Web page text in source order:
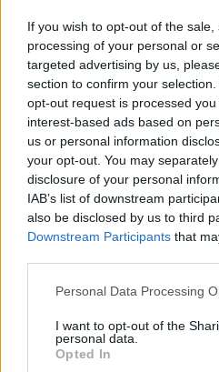
If you wish to opt-out of the
processing of your personal or
targeted advertising by us,
section to confirm your
opt-out request is processed
interest-based ads based on
us or personal information
your opt-out. You may
disclosure of your personal
IAB’s list of downstream
also be disclosed by us to third
Downstream Participants that
Please note that this website/
not limited to your visit or usage
grant or deny consent to Google
use your data for below
Personal Data Processing
I want to opt-out of the
personal data.
Opted In
Videók
Kisállatok egészsége
#allergia #influenza
#orvosmeteorológia
#pajzsmirigy
#reflux #ekcéma
Dohányzás